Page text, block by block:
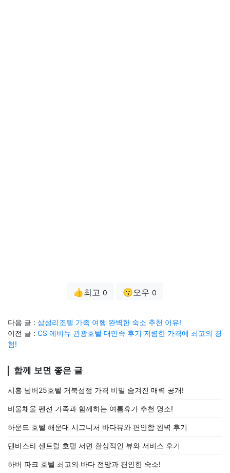
👍최고 0 😗오우 0
다음 글 : 삼성리조텔 가족 여행 완벽한 숙소 추천 이유!
이전 글 : CS 에비뉴 관광호텔 대만족 후기 저렴한 가격에 최고의 경
험!
함께 보면 좋은 글
시흥 넘버25호텔 거북섬점 가격 비밀 숨겨진 매력 공개!
비울채울 펜션 가족과 함께하는 여름휴가 추천 명소!
하운드 호텔 해운대 시그니처 바다뷰와 편안함 완벽 후기
덴바스타 센트럴 호텔 서면 환상적인 뷰와 서비스 후기
하버 파크 호텔 최고의 바다 전망과 편안한 숙소!